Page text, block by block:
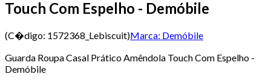
Touch Com Espelho - Demóbile
(C�digo: 1572368_Lebiscuit)Marca: Demóbile
Guarda Roupa Casal Prático Amêndola Touch Com Espelho -
Demóbile